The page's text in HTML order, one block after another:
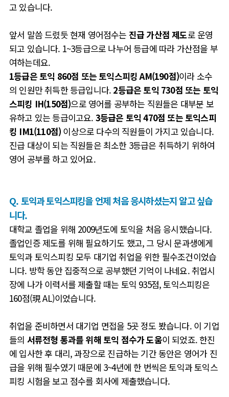
고 있습니다.
앞서 말씀 드렸듯 현재 영어점수는 진급 가산점 제도로 운영
되고 있습니다. 1~3등급으로 나누어 등급에 따라 가산점을 부
여하는데요.
1등급은 토익 860점 또는 토익스피킹 AM(190점)이라 소수
의 인원만 취득한 등급입니다. 2등급은 토익 730점 또는 토익
스피킹 IH(150점)으로 영어를 공부하는 직원들은 대부분 보
유하고 있는 등급이고요. 3등급은 토익 470점 또는 토익스피
킹 IM1(110점) 이상으로 다수의 직원들이 가지고 있습니다.
진급 대상이 되는 직원들은 최소한 3등급은 취득하기 위하여
영어 공부를 하고 있어요.
Q. 토익과 토익스피킹을 언제 처음 응시하셨는지 알고 싶습
니다.
대학교 졸업을 위해 2009년도에 토익을 처음 응시했습니다.
졸업인증 제도를 위해 필요하기도 했고, 그 당시 문과생에게
토익과 토익스피킹 모두 대기업 취업을 위한 필수조건이었습
니다. 방학 동안 집중적으로 공부했던 기억이 나네요.취업시
장에 나가 이력서를 제출할 때는 토익 935점,토익스피킹은
160점(現 AL)이었습니다.
취업을 준비하면서 대기업 면접을 5곳 정도 봤습니다. 이 기업
들의 서류전형 통과를 위해 토익 점수가 도움이 되었죠.한진
에 입사한 후 대리, 과장으로 진급하는 기간 동안은 영어가 진
급을 위해 필수였기 때문에 3~4년에 한 번씩은 토익과 토익스
피킹 시험을 보고 점수를 회사에 제출했습니다.